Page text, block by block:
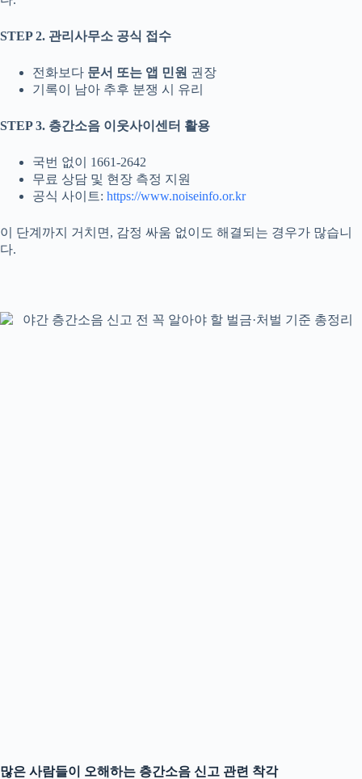
STEP 2. 관리사무소 공식 접수
전화보다 문서 또는 앱 민원 권장
기록이 남아 추후 분쟁 시 유리
STEP 3. 층간소음 이웃사이센터 활용
국번 없이 1661-2642
무료 상담 및 현장 측정 지원
공식 사이트: https://www.noiseinfo.or.kr
이 단계까지 거치면, 감정 싸움 없이도 해결되는 경우가 많습니
다.
많은 사람들이 오해하는 층간소음 신고 관련 착각